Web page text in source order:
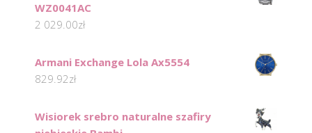
WZ0041AC
2 029.00zł
Armani Exchange Lola Ax5554
829.92zł
Wisiorek srebro naturalne szafiry